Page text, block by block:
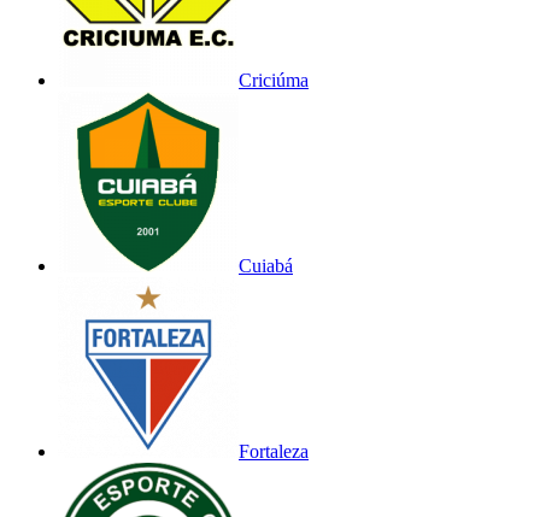
Criciúma
Cuiabá
Fortaleza